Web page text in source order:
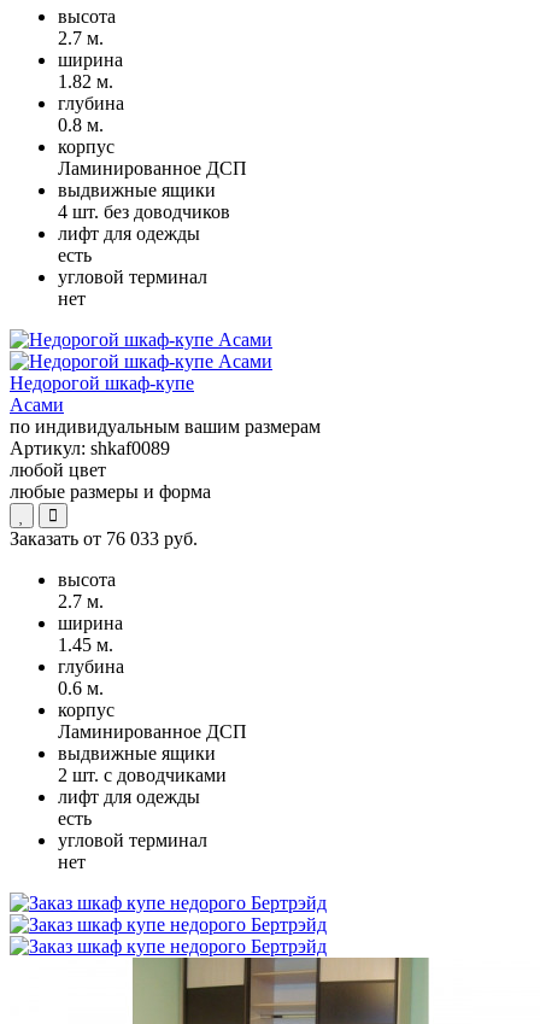
высота
2.7 м.
ширина
1.82 м.
глубина
0.8 м.
корпус
Ламинированное ДСП
выдвижные ящики
4 шт. без доводчиков
лифт для одежды
есть
угловой терминал
нет
Недорогой шкаф-купе
Асами
по индивидуальным вашим размерам
Артикул: shkaf0089
любой цвет
любые размеры и форма
Заказать от 76 033 руб.
высота
2.7 м.
ширина
1.45 м.
глубина
0.6 м.
корпус
Ламинированное ДСП
выдвижные ящики
2 шт. с доводчиками
лифт для одежды
есть
угловой терминал
нет